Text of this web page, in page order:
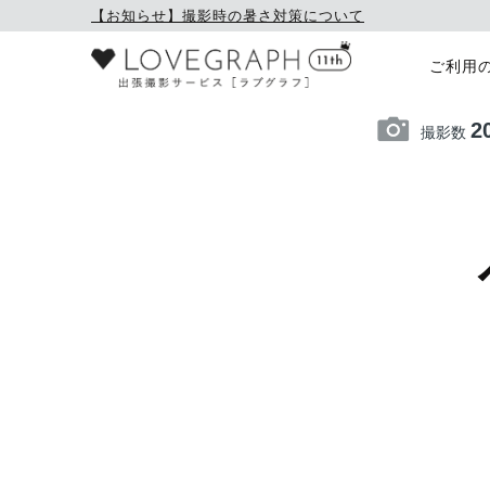
【お知らせ】撮影時の暑さ対策について
ご利用
撮影数